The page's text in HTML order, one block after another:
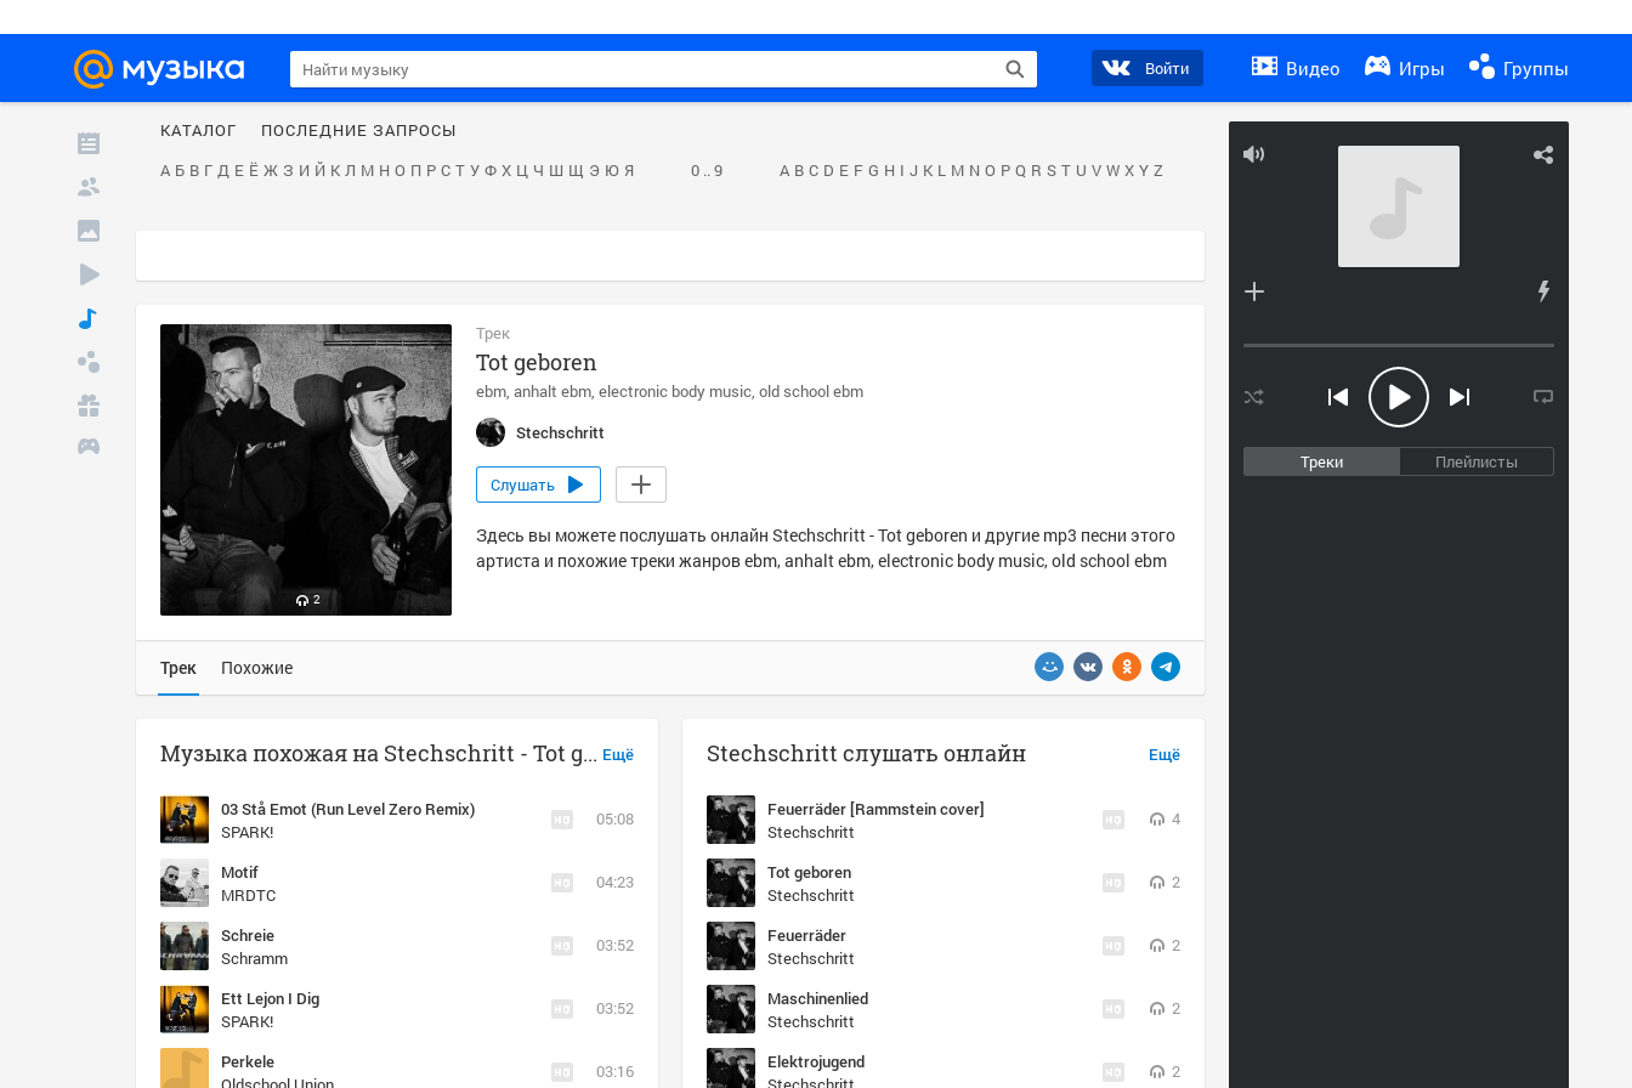
Войти Видео Игры Группы
Треки Плейлисты
КАТАЛОГ
ПОСЛЕДНИЕ ЗАПРОСЫ
А Б В Г Д Е Ё Ж З И Й К Л М Н О П Р С Т У Ф Х Ц Ч Ш Щ Э Ю Я 0 .. 9 A B C D E F G H I J K L M N O P Q R S T U V W X Y Z
2
Трек
Tot geboren
ebm anhalt ebm electronic body music old school ebm
Stechschritt
Слушать
Здесь вы можете послушать онлайн Stechschritt - Tot geboren и другие mp3 песни этого
артиста и похожие треки жанров ebm, anhalt ebm, electronic body music, old school ebm
Трек Похожие
Ещё
Музыка похожая на Stechschritt - Tot geboren
03 Stå Emot (Run Level Zero Remix)
SPARK!
05:08
Motif
MRDTC
04:23
Schreie
Schramm
03:52
Ett Lejon I Dig
SPARK!
03:52
Perkele
03:16
Ещё
Stechschritt слушать онлайн
Feuerräder [Rammstein cover]
Stechschritt
4
Tot geboren
Stechschritt
2
Feuerräder
Stechschritt
2
Maschinenlied
Stechschritt
2
Elektrojugend
2